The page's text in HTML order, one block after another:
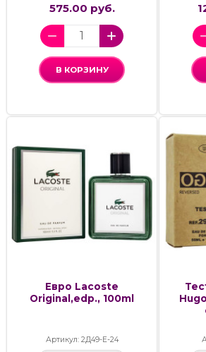
575.00 руб.
В КОРЗИНУ
Евро Lacoste
Original,edp., 100ml
Артикул: 2Д49-Е-24